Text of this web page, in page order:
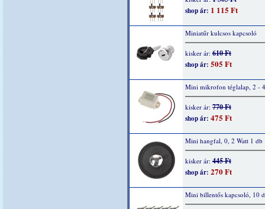
shop ár: 1 115 Ft
Miniatűr kulcsos kapcsoló
kisker ár: 610 Ft
shop ár: 505 Ft
Mini mikrofon téglalap, 2 -
kisker ár: 770 Ft
shop ár: 475 Ft
Mini hangfal, 0, 2 Watt 1 db
kisker ár: 445 Ft
shop ár: 270 Ft
Mini billentős kapcsoló, 10